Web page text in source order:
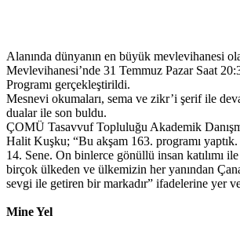
Alanında dünyanın en büyük mevlevihanesi
Mevlevihanesi’nde 31 Temmuz Pazar Saat
Programı gerçekleştirildi.
Mesnevi okumaları, sema ve zikr’i şerif ile
dualar ile son buldu.
ÇOMÜ Tasavvuf Topluluğu Akademik
Halit Kuşku; “Bu akşam 163. programı
14. Sene. On binlerce gönüllü insan katılımı
birçok ülkeden ve ülkemizin her yanından
sevgi ile getiren bir markadır” ifadelerine yer
Mine Yel